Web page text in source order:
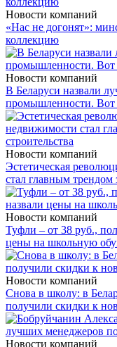
Новости компаний
«Нас не догонят»:
коллекцию
Новости компаний
В Беларуси назвали
промышленности. Вот
Новости компаний
Эстетическая
стал главным трендом
Новости компаний
Туфли – от 38 руб.,
цены на школьную
Новости компаний
Снова в школу: в
получили скидки к
Новости компаний